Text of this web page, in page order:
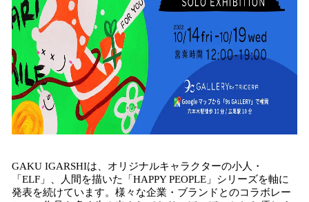
GAKU IGARSHIは、オリジナルキャラクターの小人・
「ELF」、人間を描いた「HAPPY PEOPLE」シリーズを軸に
発表を続けています。様々な企業・ブランドとのコラボレー